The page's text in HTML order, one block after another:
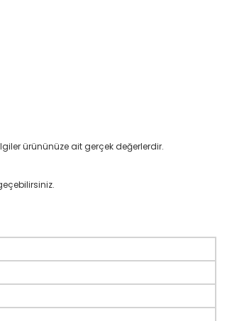
ürününüze ait gerçek değerlerdir.